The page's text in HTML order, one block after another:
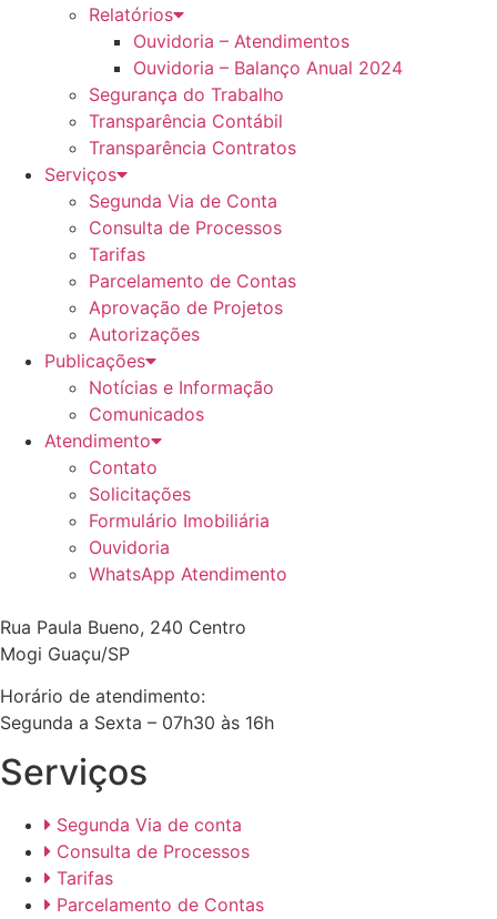
Relatórios
Ouvidoria – Atendimentos
Ouvidoria – Balanço Anual 2024
Segurança do Trabalho
Transparência Contábil
Transparência Contratos
Serviços
Segunda Via de Conta
Consulta de Processos
Tarifas
Parcelamento de Contas
Aprovação de Projetos
Autorizações
Publicações
Notícias e Informação
Comunicados
Atendimento
Contato
Solicitações
Formulário Imobiliária
Ouvidoria
WhatsApp Atendimento
Rua Paula Bueno, 240 Centro
Mogi Guaçu/SP
Horário de atendimento:
Segunda a Sexta – 07h30 às 16h
Serviços
Segunda Via de conta
Consulta de Processos
Tarifas
Parcelamento de Contas